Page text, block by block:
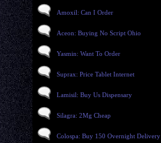
Amoxil: Can I Order
Aceon: Buying No Script Ohio
Yasmin: Want To Order
Suprax: Price Tablet Internet
Lamisil: Buy Us Dispensary
Silagra: 2Mg Cheap
Colospa: Buy 150 Overnight Delivery